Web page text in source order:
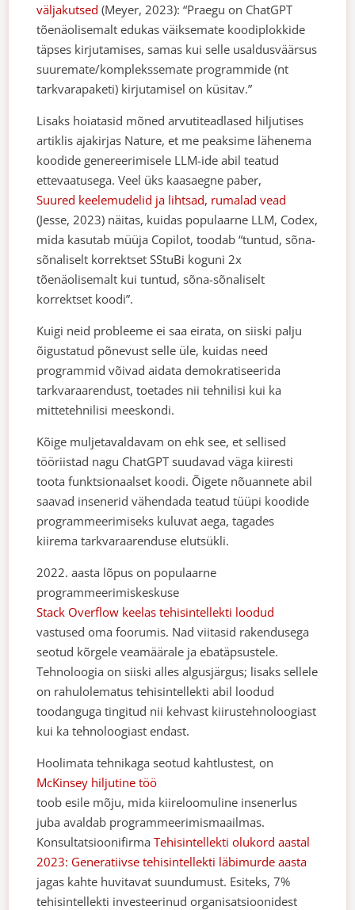
väljakutsed (Meyer, 2023): “Praegu on ChatGPT
tõenäolisemalt edukas väiksemate koodiplokkide
täpses kirjutamises, samas kui selle usaldusväärsus
suuremate/komplekssemate programmide (nt
tarkvarapaketi) kirjutamisel on küsitav.”
Lisaks hoiatasid mõned arvutiteadlased hiljutises
artiklis ajakirjas Nature, et me peaksime lähenema
koodide genereerimisele LLM-ide abil teatud
ettevaatusega. Veel üks kaasaegne paber,
Suured keelemudelid ja lihtsad, rumalad vead
(Jesse, 2023) näitas, kuidas populaarne LLM, Codex,
mida kasutab müüja Copilot, toodab “tuntud, sõna-
sõnaliselt korrektset SStuBi koguni 2x
tõenäolisemalt kui tuntud, sõna-sõnaliselt
korrektset koodi”.
Kuigi neid probleeme ei saa eirata, on siiski palju
õigustatud põnevust selle üle, kuidas need
programmid võivad aidata demokratiseerida
tarkvaraarendust, toetades nii tehnilisi kui ka
mittetehnilisi meeskondi.
Kõige muljetavaldavam on ehk see, et sellised
tööriistad nagu ChatGPT suudavad väga kiiresti
toota funktsionaalset koodi. Õigete nõuannete abil
saavad insenerid vähendada teatud tüüpi koodide
programmeerimiseks kuluvat aega, tagades
kiirema tarkvaraarenduse elutsükli.
2022. aasta lõpus on populaarne
programmeerimiskeskuse
Stack Overflow keelas tehisintellekti loodud
vastused oma foorumis. Nad viitasid rakendusega
seotud kõrgele veamäärale ja ebatäpsustele.
Tehnoloogia on siiski alles algusjärgus; lisaks sellele
on rahulolematus tehisintellekti abil loodud
toodanguga tingitud nii kehvast kiirustehnoloogiast
kui ka tehnoloogiast endast.
Hoolimata tehnikaga seotud kahtlustest, on
McKinsey hiljutine töö
toob esile mõju, mida kiireloomuline insenerlus
juba avaldab programmeerimismaailmas.
KonsultatsioonifirmaTehisintellekti olukord aastal
2023: Generatiivse tehisintellekti läbimurde aasta
jagas kahte huvitavat suundumust. Esiteks, 7%
tehisintellekti investeerinud organisatsioonidest